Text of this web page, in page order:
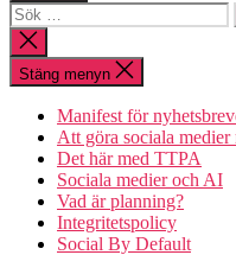
Sök
efter:
Stäng
sökningen
Stäng menyn
Manifest för
Att göra sociala
Det här med TTPA
Sociala medier och AI
Vad är planning?
Integritetspolicy
Social By Default